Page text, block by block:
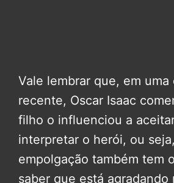
Vale lembrar que, em uma
recente, Oscar Isaac
filho o influenciou a
interpretar o herói, ou
empolgação também tem
saber que está agradando